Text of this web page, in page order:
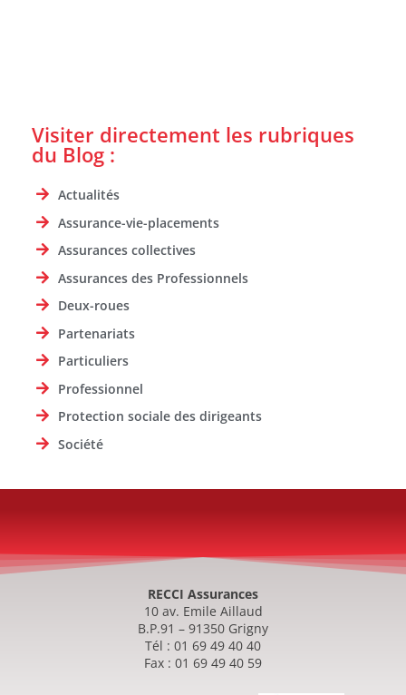
Visiter directement les rubriques
du Blog :
Actualités
Assurance-vie-placements
Assurances collectives
Assurances des Professionnels
Deux-roues
Partenariats
Particuliers
Professionnel
Protection sociale des dirigeants
Société
RECCI Assurances
10 av. Emile Aillaud
B.P.91 – 91350 Grigny
Tél : 01 69 49 40 40
Fax : 01 69 49 40 59